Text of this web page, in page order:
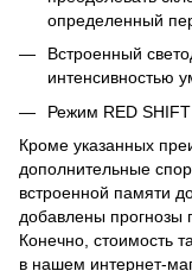
определенный
Встроенный
интенсивностью
Режим RED
Кроме указанных
дополнительные
встроенной памяти
добавлены прогнозы
Конечно, стоимость
в нашем интернет-